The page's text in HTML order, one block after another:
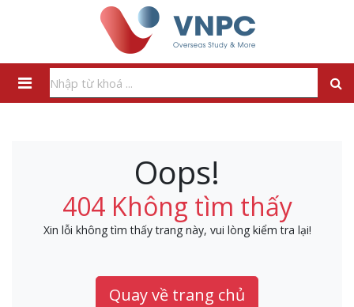
Oops!
404 Không tìm thấy
Xin lỗi không tìm thấy trang này, vui lòng kiểm tra lại!
Quay về trang chủ